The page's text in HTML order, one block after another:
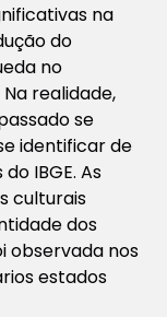
na
do
no
realidade,
se
identificar de
IBGE. As
culturais
dos
observada nos
estados